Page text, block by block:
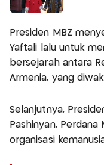
Presiden MBZ
Yaftali lalu untuk
bersejarah antara
Armenia, yang
Selanjutnya,
Pashinyan,
organisasi